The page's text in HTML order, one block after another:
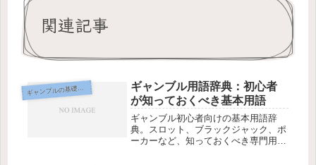
関連記事
ギ
ャンブルの基礎知識
ギャンブル用語辞典：初心者
が知っておくべき基本用語
ギャンブル初心者向けの基本用語辞
典。スロット、ブラックジャック、ポ
ーカーなど、知っておくべき専門用語